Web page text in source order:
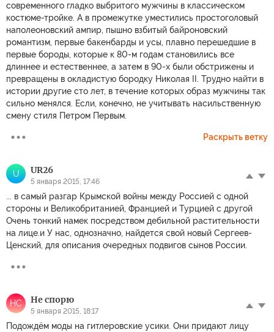
современного гладко выбритого мужчины в классическом
костюме-тройке. А в промежутке уместились простоголовый
наполеоновский ампир, пышно взбитый байроновский
романтизм, первые бакенбарды и усы, плавно перешедшие в
первые бороды, которые к 80-м годам становились все
длиннее и естественнее, а затем в 90-х были обстрижены и
превращены в окладистую бородку Николая II. Трудно найти в
истории другие сто лет, в течение которых образ мужчины так
сильно менялся. Если, конечно, не учитывать насильственную
смену стиля Петром Первым.
Раскрыть ветку
U UR26
5 января 2015, 17:46
... в самый разгар Крымской войны между Россией с одной
стороны и Великобританией, Францией и Турцией с другой
Очень тонкий намек посредством дебильной растительности
на лице.и У нас, однозначно, найдется свой новый Сергеев-
Ценский, для описания очередных подвигов сынов России.
НС Не спорю
5 января 2015, 18:17
Подождём моды на гитлеровские усики. Они придают лицу